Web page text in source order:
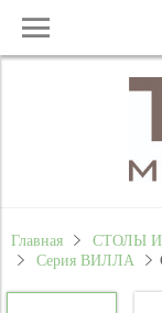
Главная
СТОЛЫ
Серия ВИЛЛА